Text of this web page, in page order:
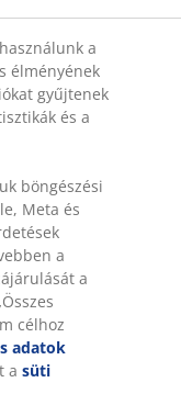
a
élményének
gyűjtenek
és a
böngészési
Meta és
a
a
célhoz
adatok
a süti